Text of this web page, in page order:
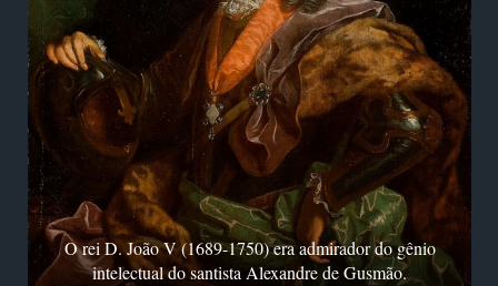
O rei D. João V (1689-1750) era admirador do gênio
intelectual do santista Alexandre de Gusmão.